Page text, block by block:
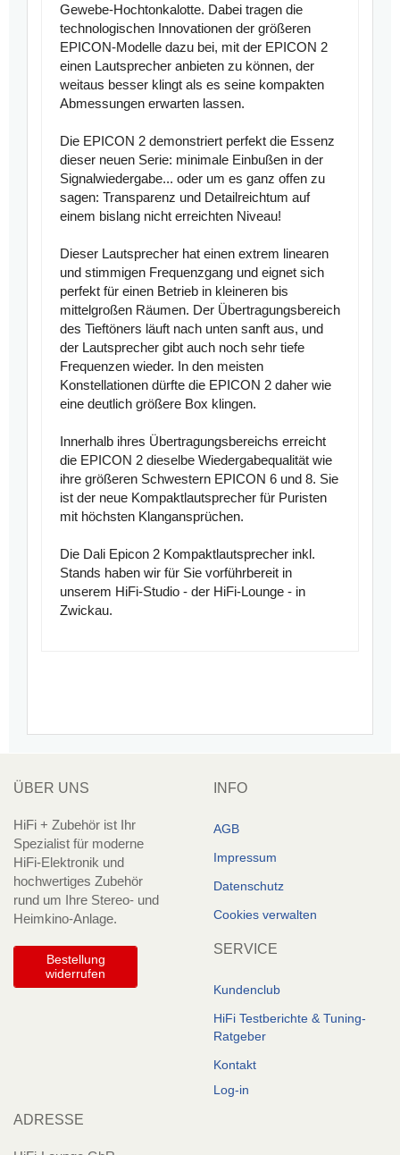
Gewebe-Hochtonkalotte. Dabei tragen die
technologischen Innovationen der größeren
EPICON-Modelle dazu bei, mit der EPICON 2
einen Lautsprecher anbieten zu können, der
weitaus besser klingt als es seine kompakten
Abmessungen erwarten lassen.
Die EPICON 2 demonstriert perfekt die Essenz
dieser neuen Serie: minimale Einbußen in der
Signalwiedergabe... oder um es ganz offen zu
sagen: Transparenz und Detailreichtum auf
einem bislang nicht erreichten Niveau!
Dieser Lautsprecher hat einen extrem linearen
und stimmigen Frequenzgang und eignet sich
perfekt für einen Betrieb in kleineren bis
mittelgroßen Räumen. Der Übertragungsbereich
des Tieftöners läuft nach unten sanft aus, und
der Lautsprecher gibt auch noch sehr tiefe
Frequenzen wieder. In den meisten
Konstellationen dürfte die EPICON 2 daher wie
eine deutlich größere Box klingen.
Innerhalb ihres Übertragungsbereichs erreicht
die EPICON 2 dieselbe Wiedergabequalität wie
ihre größeren Schwestern EPICON 6 und 8. Sie
ist der neue Kompaktlautsprecher für Puristen
mit höchsten Klangansprüchen.
Die Dali Epicon 2 Kompaktlautsprecher inkl.
Stands haben wir für Sie vorführbereit in
unserem HiFi-Studio - der HiFi-Lounge - in
Zwickau.
ÜBER UNS
HiFi + Zubehör ist Ihr
Spezialist für moderne
HiFi-Elektronik und
hochwertiges Zubehör
rund um Ihre Stereo- und
Heimkino-Anlage.
Bestellung
widerrufen
INFO
AGB
Impressum
Datenschutz
Cookies verwalten
SERVICE
Kundenclub
HiFi Testberichte & Tuning-
Ratgeber
Kontakt
Log-in
ADRESSE